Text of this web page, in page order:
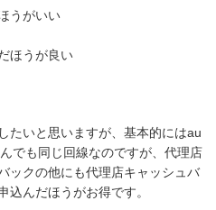
うがいい
ほうが良い
たいと思いますが、基本的にはau
でも同じ回線なのですが、代理店
ックの他にも代理店キャッシュバ
込んだほうがお得です。